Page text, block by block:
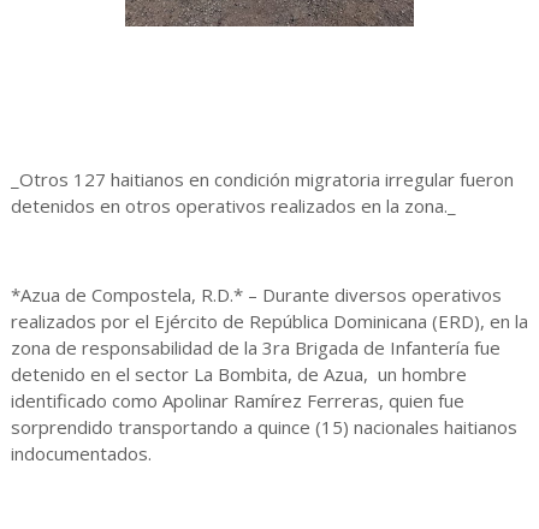
_Otros 127 haitianos en condición migratoria irregular fueron
detenidos en otros operativos realizados en la zona._
*Azua de Compostela, R.D.* – Durante diversos operativos
realizados por el Ejército de República Dominicana (ERD), en la
zona de responsabilidad de la 3ra Brigada de Infantería fue
detenido en el sector La Bombita, de Azua, un hombre
identificado como Apolinar Ramírez Ferreras, quien fue
sorprendido transportando a quince (15) nacionales haitianos
indocumentados.